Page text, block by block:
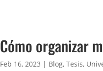
Cómo organizar
Feb 16, 2023 | Blog,Tesis,